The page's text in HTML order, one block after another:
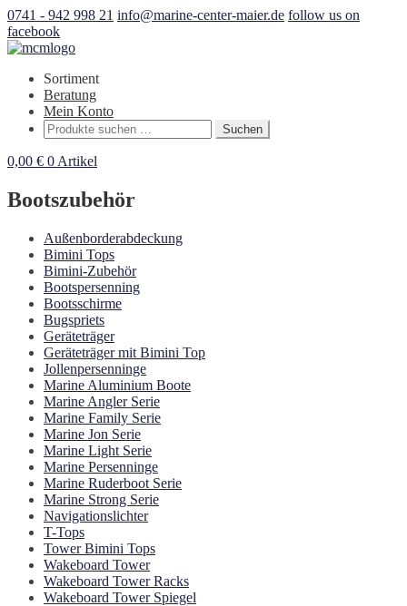
0741 - 942 998 21 info@marine-center-maier.de follow us on
facebook
Sortiment
Beratung
Mein Konto
Suchen
nach:
Suchen
0,00 € 0 Artikel
Bootszubehör
Außenborderabdeckung
Bimini Tops
Bimini-Zubehör
Bootspersenning
Bootsschirme
Bugspriets
Geräteträger
Geräteträger mit Bimini Top
Jollenpersenninge
Marine Aluminium Boote
Marine Angler Serie
Marine Family Serie
Marine Jon Serie
Marine Light Serie
Marine Persenninge
Marine Ruderboot Serie
Marine Strong Serie
Navigationslichter
T-Tops
Tower Bimini Tops
Wakeboard Tower
Wakeboard Tower Racks
Wakeboard Tower Spiegel